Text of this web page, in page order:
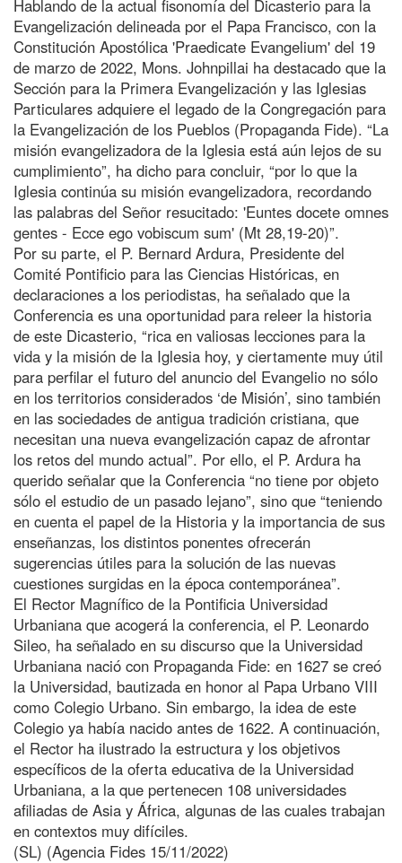
Hablando de la actual fisonomía del Dicasterio para la
Evangelización delineada por el Papa Francisco, con la
Constitución Apostólica 'Praedicate Evangelium' del 19
de marzo de 2022, Mons. Johnpillai ha destacado que la
Sección para la Primera Evangelización y las Iglesias
Particulares adquiere el legado de la Congregación para
la Evangelización de los Pueblos (Propaganda Fide). “La
misión evangelizadora de la Iglesia está aún lejos de su
cumplimiento”, ha dicho para concluir, “por lo que la
Iglesia continúa su misión evangelizadora, recordando
las palabras del Señor resucitado: 'Euntes docete omnes
gentes - Ecce ego vobiscum sum' (Mt 28,19-20)”.
Por su parte, el P. Bernard Ardura, Presidente del
Comité Pontificio para las Ciencias Históricas, en
declaraciones a los periodistas, ha señalado que la
Conferencia es una oportunidad para releer la historia
de este Dicasterio, “rica en valiosas lecciones para la
vida y la misión de la Iglesia hoy, y ciertamente muy útil
para perfilar el futuro del anuncio del Evangelio no sólo
en los territorios considerados ‘de Misión’, sino también
en las sociedades de antigua tradición cristiana, que
necesitan una nueva evangelización capaz de afrontar
los retos del mundo actual”. Por ello, el P. Ardura ha
querido señalar que la Conferencia “no tiene por objeto
sólo el estudio de un pasado lejano”, sino que “teniendo
en cuenta el papel de la Historia y la importancia de sus
enseñanzas, los distintos ponentes ofrecerán
sugerencias útiles para la solución de las nuevas
cuestiones surgidas en la época contemporánea”.
El Rector Magnífico de la Pontificia Universidad
Urbaniana que acogerá la conferencia, el P. Leonardo
Sileo, ha señalado en su discurso que la Universidad
Urbaniana nació con Propaganda Fide: en 1627 se creó
la Universidad, bautizada en honor al Papa Urbano VIII
como Colegio Urbano. Sin embargo, la idea de este
Colegio ya había nacido antes de 1622. A continuación,
el Rector ha ilustrado la estructura y los objetivos
específicos de la oferta educativa de la Universidad
Urbaniana, a la que pertenecen 108 universidades
afiliadas de Asia y África, algunas de las cuales trabajan
en contextos muy difíciles.
(SL) (Agencia Fides 15/11/2022)